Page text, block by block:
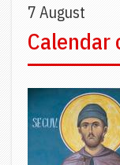
7 August
Calendar